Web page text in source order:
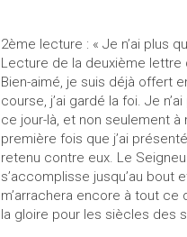
2ème lecture : « Je n’ai plus
Lecture de la deuxième lettre
Bien-aimé, je suis déjà offert
course, j’ai gardé la foi. Je
ce jour-là, et non seulement
première fois que j’ai
retenu contre eux. Le
s’accomplisse jusqu’au bout
m’arrachera encore à tout ce
la gloire pour les siècles des